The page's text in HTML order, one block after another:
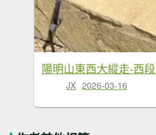
陽明山東西大縱走-西段
JX 2026-03-16